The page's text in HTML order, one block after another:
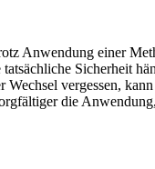
Anwendung einer
Sicherheit
vergessen,
die